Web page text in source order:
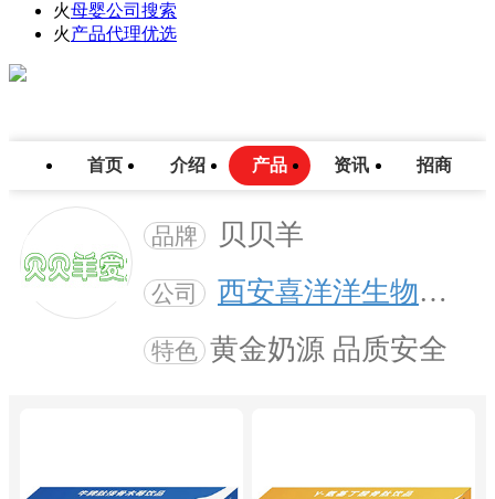
火母婴公司搜索
火产品代理优选
首页 介绍 产品 资讯 招商
品牌 贝贝羊
公司 西安喜洋洋生物科技有限公司
特色 黄金奶源 品质安全